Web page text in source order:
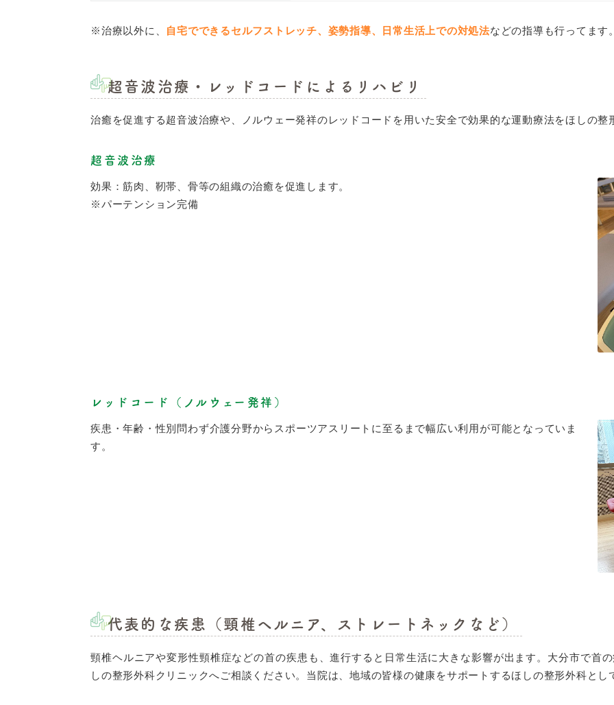
※治療以外に、 自宅でできるセルフストレッチ、姿勢指導、日常生活上での対処法などの指導も行ってます
超音波治療・レッドコードによるリハビリ
治癒を促進する超音波治療や、ノルウェー発祥のレッドコードを用いた安全で効果的な運動療法をほしの整
超音波治療
効果：筋肉、靭帯、骨等の組織の治癒を促進します。
※パーテンション完備
レッドコード（ノルウェー発祥）
疾患・年齢・性別問わず介護分野からスポーツアスリートに至るまで幅広い利用が可能となっていま
す。
代表的な疾患（頸椎ヘルニア、ストレートネックなど）
頸椎ヘルニアや変形性頸椎症などの首の疾患も、進行すると日常生活に大きな影響が出ます。大分市で首
しの整形外科クリニックへご相談ください。当院は、地域の皆様の健康をサポートするほしの整形外科とし